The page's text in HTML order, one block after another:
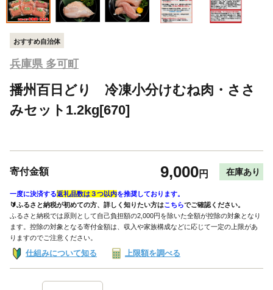
おすすめ自治体
兵庫県 多可町
播州百日どり 冷凍小分けむね肉・ささ
みセット1.2kg[670]
寄付金額 9,000円 在庫あり
一度に決済する返礼品数は３つ以内を推奨しております。
🔰ふるさと納税が初めての方、詳しく知りたい方はこちらでご確認ください。
ふるさと納税では原則として自己負担額の2,000円を除いた全額が控除の対象となり
ます。控除の対象となる寄付金額は、収入や家族構成などに応じて一定の上限があ
りますのでご注意ください。
仕組みについて知る 上限額を調べる